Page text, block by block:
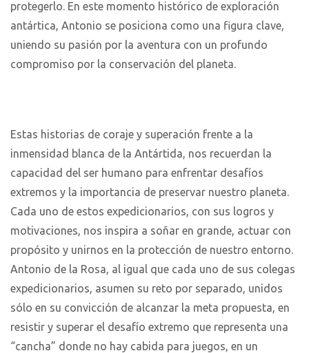
protegerlo. En este momento histórico de exploración
antártica, Antonio se posiciona como una figura clave,
uniendo su pasión por la aventura con un profundo
compromiso por la conservación del planeta.
Estas historias de coraje y superación frente a la
inmensidad blanca de la Antártida, nos recuerdan la
capacidad del ser humano para enfrentar desafíos
extremos y la importancia de preservar nuestro planeta.
Cada uno de estos expedicionarios, con sus logros y
motivaciones, nos inspira a soñar en grande, actuar con
propósito y unirnos en la protección de nuestro entorno.
Antonio de la Rosa, al igual que cada uno de sus colegas
expedicionarios, asumen su reto por separado, unidos
sólo en su convicción de alcanzar la meta propuesta, en
resistir y superar el desafío extremo que representa una
“cancha” donde no hay cabida para juegos, en un